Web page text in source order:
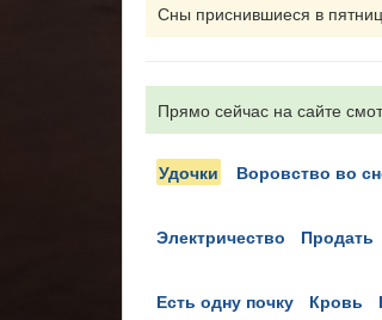
Сны приснившиеся в
Прямо сейчас на сайте
удочки воровство во
электричество продать
есть одну почку кровь